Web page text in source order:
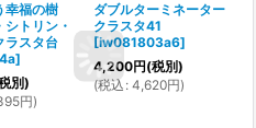
幸福の樹
シトリン・
ラスタ台
]
別)
円)
ダブルターミネーター
クラスタ41
[iw081803a6]
4,200円(税別)
(税込 : 4,620円)